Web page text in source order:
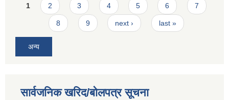
Pages
1 2 3 4 5 6 7
8 9 next › last »
अन्य
सार्वजनिक खरिद/बोलपत्र सूचना